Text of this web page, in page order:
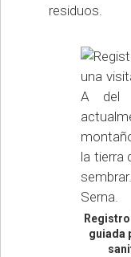
residuos.
guiada